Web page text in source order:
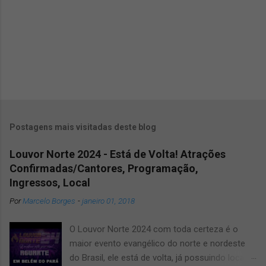
Postagens mais visitadas deste blog
Louvor Norte 2024 - Está de Volta! Atrações
Confirmadas/Cantores, Programação,
Ingressos, Local
PorMarcelo Borges -janeiro 01, 2018
O Louvor Norte 2024 com toda certeza é o
maior evento evangélico do norte e nordeste
do Brasil, ele está de volta, já possuindo local